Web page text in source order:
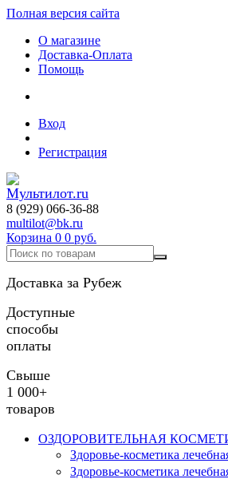
Полная версия сайта
О магазине
Доставка-Оплата
Помощь
Вход
Регистрация
8 (929) 066-36-88
multilot@bk.ru
Корзина 0 0 руб.
Доставка за Рубеж
Доступные
способы
оплаты
Свыше
1 000+
товаров
ОЗДОРОВИТЕЛЬНАЯ
Здоровье-косметика
Здоровье-косметика